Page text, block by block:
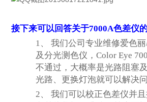
接下来可以回答关于7000A色差仪
1、我们公司专业维修爱色丽
及分光测色仪，Color Eye
不通过，大概率是光路阻塞
光路、更换灯泡就可以解决问
2、我们可以校正色差仪并